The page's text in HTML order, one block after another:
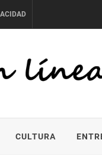
CULTURA